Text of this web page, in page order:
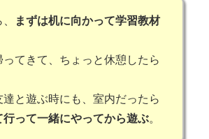
まずは机に向かって学習教材
ってきて、ちょっと休憩したら
達と遊ぶ時にも、室内だったら
行って一緒にやってから遊ぶ。